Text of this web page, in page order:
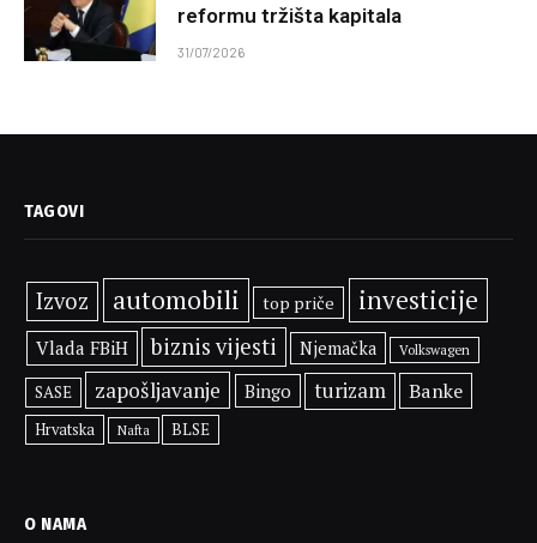
reformu tržišta kapitala
31/07/2026
TAGOVI
Izvoz automobili top priče investicije
Vlada FBiH biznis vijesti Njemačka Volkswagen
SASE zapošljavanje Bingo turizam Banke
Hrvatska Nafta BLSE
O NAMA